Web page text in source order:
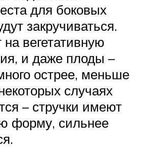
для боковых
закручиваться.
вегетативную
и даже плоды –
острее, меньше
случаях
– стручки имеют
форму, сильнее